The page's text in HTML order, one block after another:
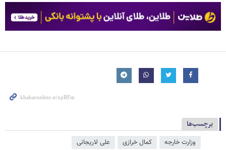
برچسب‌ها
وزارت خارجه کمال خرازی علی لاریجانی